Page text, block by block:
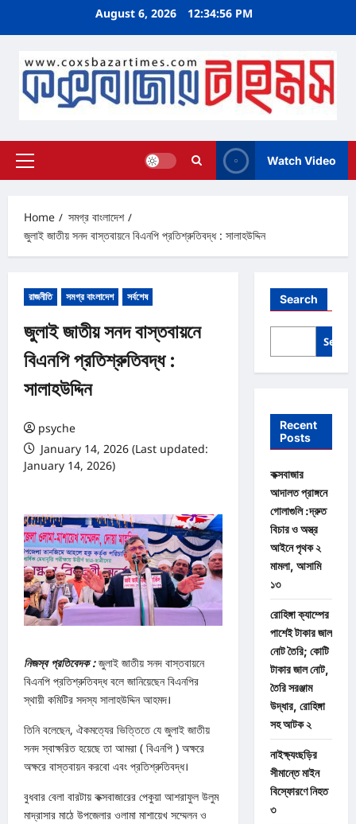
August 6, 2026 12:34:56 PM
Primary
Watch Video
Home
সমগ্র বাংলাদেশ
জুলাই জাতীয় সনদ বাস্তবায়নে বিএনপি প্রতিশ্রুতিবদ্ধ : সালাহউদ্দিন
রাজনীতি সমগ্র বাংলাদেশ সর্বশেষ
জুলাই জাতীয় সনদ বাস্তবায়নে
বিএনপি প্রতিশ্রুতিবদ্ধ :
সালাহউদ্দিন
psyche
January 14, 2026 (Last updated:
January 14, 2026)
নিজস্ব প্রতিবেদক :জুলাই জাতীয় সনদ বাস্তবায়নে
বিএনপি প্রতিশ্রুতিবদ্ধ বলে জানিয়েছেন বিএনপির
স্থায়ী কমিটির সদস্য সালাহউদ্দিন আহমদ।
তিনি বলেছেন, ঐকমত্যের ভিত্তিতে যে জুলাই জাতীয়
সনদ স্বাক্ষরিত হয়েছে তা আমরা ( বিএনপি ) অক্ষরে
অক্ষরে বাস্তবায়ন করবো এবং প্রতিশ্রুতিবদ্ধ।
বুধবার বেলা বারটায় কক্সবাজারের পেকুয়া আশরাফুল উলুম
মাদ্রাসার মাঠে উপজেলার ওলামা মাশায়েখ সম্মেলন ও
Search
Recent
Posts
কক্সবাজার
আদালত প্রাঙ্গনে
গোলাগুলি :দ্রুত
বিচার ও অস্ত্র
আইনে পৃথক ২
মামলা, আসামি
১৩
রোহিঙ্গা ক্যাম্পের
পাশেই টাকার জাল
নোট তৈরি; কোটি
টাকার জাল নোট,
তৈরি সরঞ্জাম
উদ্ধার, রোহিঙ্গা
সহ আটক ২
নাইক্ষ্যংছড়ির
সীমান্তে মাইন
বিস্ফোরণে নিহত
৩